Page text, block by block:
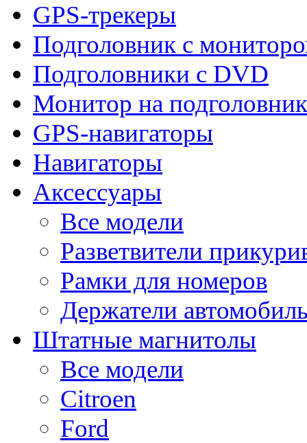
GPS-трекеры
Подголовник с
Подголовники с DVD
Монитор на подголовник
GPS-навигаторы
Навигаторы
Аксессуары
Все модели
Разветвители
Рамки для номеров
Держатели
Штатные магнитолы
Все модели
Citroen
Ford